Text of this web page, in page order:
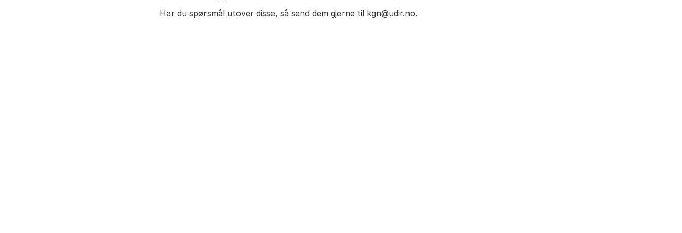
Har du spørsmål utover disse, så send dem gjerne til kgn@udir.no.